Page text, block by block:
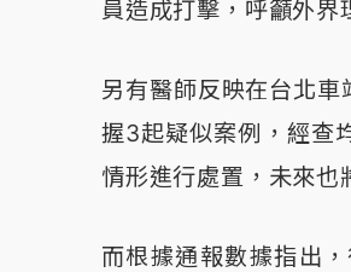
員造成打擊，呼籲外界
另有醫師反映在台北
握3起疑似案例，經查
情形進行處置，未來也
而根據通報數據指出